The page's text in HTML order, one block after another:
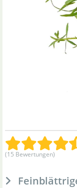
(15 Bewertungen)